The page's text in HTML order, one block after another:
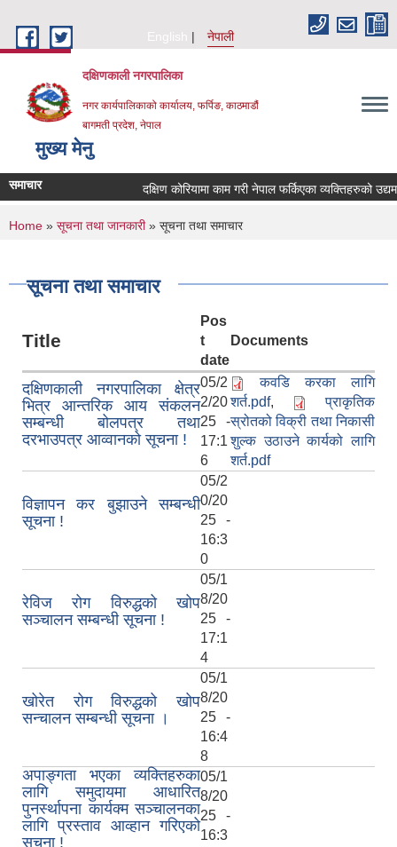
English
नेपाली
दक्षिणकाली नगरपालिका
नगर कार्यपालिकाको कार्यालय, फर्पिङ, काठमाडौं
बागमती प्रदेश, नेपाल
मुख्य मेनु
समाचार दक्षिण कोरियामा काम गरी नेपाल फर्किएका व्यक्तिहरुको
You are here
Home » सूचना तथा जानकारी» सूचना तथा समाचार
सूचना तथा समाचार
Title
Pos
t
date
Documents
दक्षिणकाली नगरपालिका क्षेत्र
भित्र आन्तरिक आय संकलन
सम्बन्धी बोलपत्र तथा
दरभाउपत्र आव्‍वानको सूचना !
05/2
2/20
25 -
17:1
6
कवडि करका लागि
शर्त.pdf,
प्राकृतिक
स्रोतको विक्री तथा निकासी
शुल्क उठाउने कार्यको लागि
शर्त.pdf
विज्ञापन कर बुझाउने सम्बन्धी
सूचना !
05/2
0/20
25 -
16:3
0
रेविज रोग विरुद्धको खोप
सञ्‍चालन सम्बन्धी सूचना !
05/1
8/20
25 -
17:1
4
खोरेत रोग विरुद्धको खोप
सन्चालन सम्बन्धी सूचना ।
05/1
8/20
25 -
16:4
8
अपाङ्गता भएका व्यक्तिहरुका
लागि समुदायमा आधारित
पुनर्स्थापना कार्यक्म सञ्‍चालनका
लागि प्रस्ताव आव्हान गरिएको
सूचना !
05/1
8/20
25 -
16:3